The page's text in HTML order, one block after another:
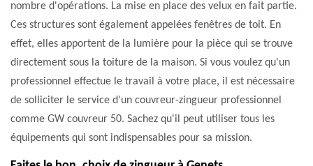
nombre d'opérations. La mise en place des velux en fait partie.
Ces structures sont également appelées fenêtres de toit. En
effet, elles apportent de la lumière pour la pièce qui se trouve
directement sous la toiture de la maison. Si vous voulez qu'un
professionnel effectue le travail à votre place, il est nécessaire
de solliciter le service d'un couvreur-zingueur professionnel
comme GW couvreur 50. Sachez qu'il peut utiliser tous les
équipements qui sont indispensables pour sa mission.